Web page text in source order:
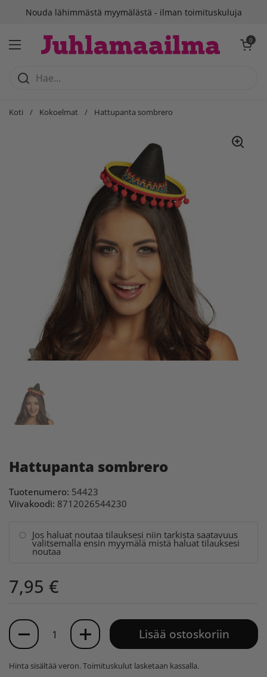
Siirry sisältöön
Nouda lähimmästä myymälästä - ilman toimituskuluja
Avaa valikko
Avaa 0
Koti / Kokoelmat / Hattupanta sombrero
Hattupanta sombrero
Tuotenumero: 54423
Viivakoodi: 8712026544230
Jos haluat noutaa tilauksesi niin tarkista saatavuus
valitsemalla ensin myymälä mistä haluat tilauksesi
noutaa
7,95 €
Määrä
Lisää ostoskoriin
Hinta sisältää veron.Toimituskulut lasketaan kassalla.